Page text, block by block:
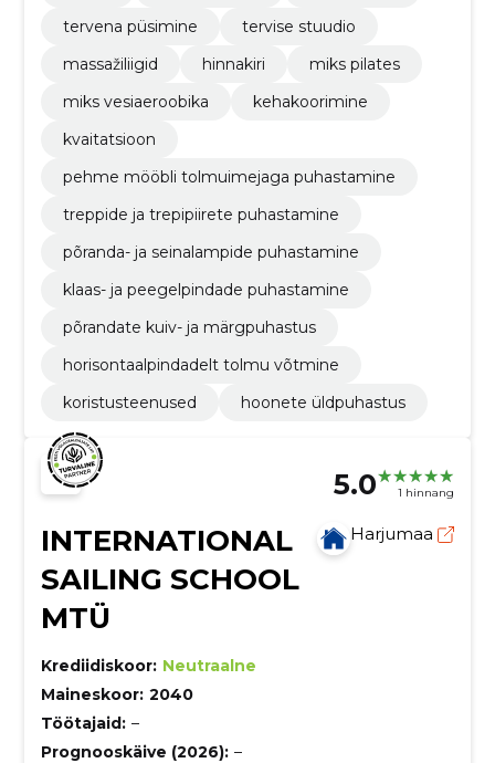
tervena püsimine
tervise stuudio
massažiliigid
hinnakiri
miks pilates
miks vesiaeroobika
kehakoorimine
kvaitatsioon
pehme mööbli tolmuimejaga puhastamine
treppide ja trepipiirete puhastamine
põranda- ja seinalampide puhastamine
klaas- ja peegelpindade puhastamine
põrandate kuiv- ja märgpuhastus
horisontaalpindadelt tolmu võtmine
koristusteenused
hoonete üldpuhastus
5.0 1 hinnang
INTERNATIONAL
SAILING SCHOOL
MTÜ
Harjumaa
Krediidiskoor: Neutraalne
Maineskoor: 2040
Töötajaid: –
Prognooskäive (2026): –